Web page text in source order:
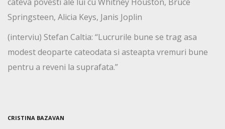
Springsteen, Alicia Keys, Janis Joplin
(interviu) Stefan Caltia: “Lucrurile bune se trag asa
modest deoparte cateodata si asteapta vremuri bune
pentru a reveni la suprafata.”
CRISTINA BAZAVAN